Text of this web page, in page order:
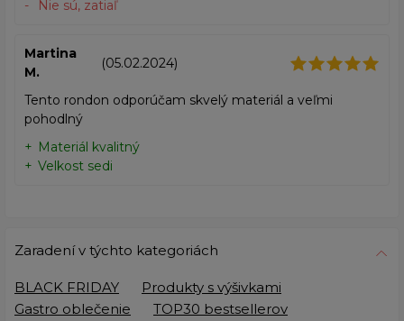
Nie sú, zatiaľ
Martina
M.
(05.02.2024)
Tento rondon odporúčam skvelý materiál a veľmi
pohodlný
Materiál kvalitný
Velkost sedi
Zaradení v týchto kategoriách
BLACK FRIDAY
Produkty s výšivkami
Gastro oblečenie
TOP30 bestsellerov